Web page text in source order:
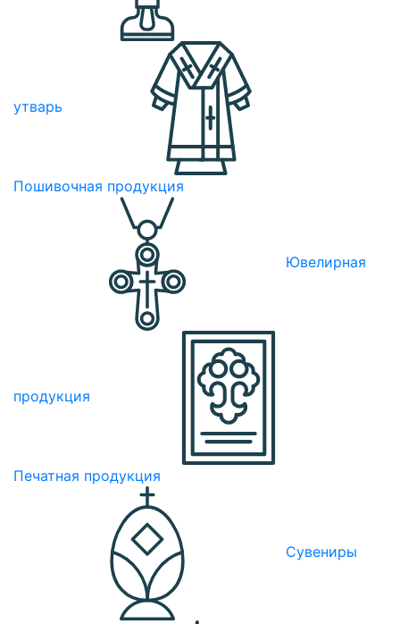
утварь
Пошивочная продукция
Ювелирная
продукция
Печатная продукция
Сувениры